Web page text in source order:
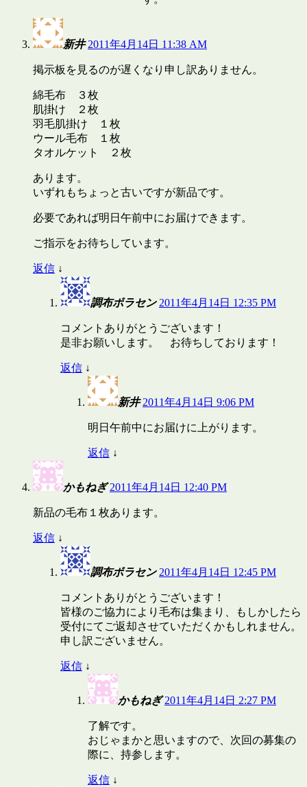
新井 2011年4月14日 11:38 AM
掲示板を見るのが遅くなり申し訳ありません。
綿毛布 ３枚
肌掛け ２枚
羽毛肌掛け １枚
ウール毛布 １枚
タオルケット ２枚
あります。
いずれもちょっと古いですが新品です。
必要であれば明日午前中にお届けできます。
ご指示をお待ちしています。
返信 ↓
調布ボラセン 2011年4月14日 12:35 PM
コメントありがとうございます！
是非お願いします。 お待ちしております！
返信 ↓
新井 2011年4月14日 9:06 PM
明日午前中にお届けに上がります。
返信 ↓
かもねぎ 2011年4月14日 12:40 PM
新品の毛布１枚あります。
返信 ↓
調布ボラセン 2011年4月14日 12:45 PM
コメントありがとうございます！
皆様のご協力により毛布は集まり、もしかしたら
受付にてご返却させていただくかもしれません。
申し訳ございません。
返信 ↓
かもねぎ 2011年4月14日 2:27 PM
了解です。
おじゃまかと思いますので、次回の募集の
際に、持参します。
返信 ↓